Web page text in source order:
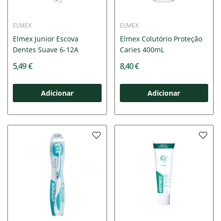
ELMEX
Elmex Junior Escova
Dentes Suave 6-12A
5,49 €
Adicionar
ELMEX
Elmex Colutório Proteção
Caries 400mL
8,40 €
Adicionar